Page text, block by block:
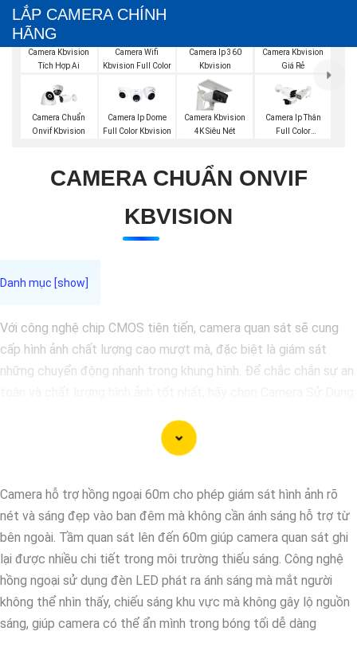
LẮP CAMERA CHÍNH
HÃNG
Camera Kbvision
Tích Hợp Ai
Camera Wifi
Kbvision Full Color
Camera Ip 360
Kbvision
Camera Kbvision
Giá Rẻ
Camera Chuẩn
Onvif Kbvision
Camera Ip Dome
Full Color Kbvision
Camera Kbvision
4K Siêu Nét
Camera Ip Thân
Full Color
CAMERA CHUẨN ONVIF
KBVISION
Với công nghệ chip CMOS tiên tiến, camera quan sát sẽ cung
cấp hình ảnh chất lượng cao mượt mà, đặc biệt là giám sát
những chuyển động nhanh trong khung hình. Để chắc chắn sự an
Camera hỗ trợ hồng ngoại 60m cho phép giám sát hình ảnh rõ
nét và sáng đẹp vào ban đêm mà không cần ánh sáng hỗ trợ từ
bên ngoài. Tầm quan sát lên đến 60m giúp camera quan sát ghi
lại được nhiều chi tiết trong môi trường thiếu sáng. Công nghệ
hồng ngoại sử dụng đèn LED phát ra ánh sáng mà mắt người
không thể nhìn thấy, chiếu sáng khu vực mà không gây lộ nguồn
sáng, giúp camera có thể ẩn mình trong bóng tối dễ dàng